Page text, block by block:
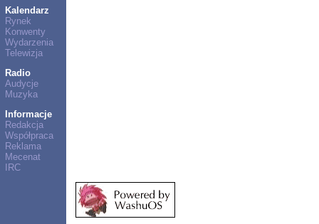
Kalendarz
Rynek
Konwenty
Wydarzenia
Telewizja
Radio
Audycje
Muzyka
Informacje
Redakcja
Współpraca
Reklama
Mecenat
IRC